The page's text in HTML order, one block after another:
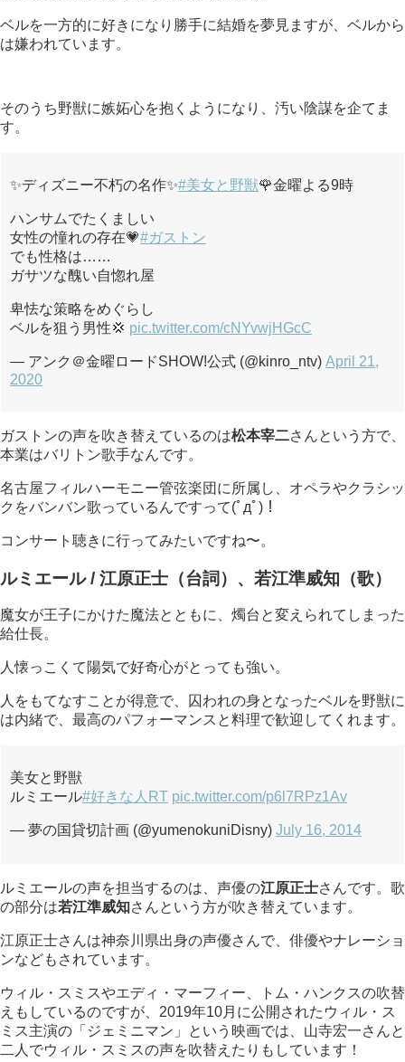
ベルを一方的に好きになり勝手に結婚を夢見ますが、ベルから
は嫌われています。
そのうち野獣に嫉妬心を抱くようになり、汚い陰謀を企てま
す。
✨ディズニー不朽の名作✨#美女と野獣🌹金曜よる9時
ハンサムでたくましい
女性の憧れの存在💗#ガストン
でも性格は……
ガサツな醜い自惚れ屋
卑怯な策略をめぐらし
ベルを狙う男性💢 pic.twitter.com/cNYvwjHGcC
— アンク＠金曜ロードSHOW!公式 (@kinro_ntv) April 21,
2020
ガストンの声を吹き替えているのは松本宰二さんという方で、
本業はバリトン歌手なんです。
名古屋フィルハーモニー管弦楽団に所属し、オペラやクラシッ
クをバンバン歌っているんですって(ﾟдﾟ)！
コンサート聴きに行ってみたいですね〜。
ルミエール / 江原正士（台詞）、若江準威知（歌）
魔女が王子にかけた魔法とともに、燭台と変えられてしまった
給仕長。
人懐っこくて陽気で好奇心がとっても強い。
人をもてなすことが得意で、囚われの身となったベルを野獣に
は内緒で、最高のパフォーマンスと料理で歓迎してくれます。
美女と野獣
ルミエール#好きな人RT pic.twitter.com/p6l7RPz1Av
— 夢の国貸切計画 (@yumenokuniDisny) July 16, 2014
ルミエールの声を担当するのは、声優の江原正士さんです。歌
の部分は若江準威知さんという方が吹き替えています。
江原正士さんは神奈川県出身の声優さんで、俳優やナレーショ
ンなどもされています。
ウィル・スミスやエディ・マーフィー、トム・ハンクスの吹替
えもしているのですが、2019年10月に公開されたウィル・ス
ミス主演の「ジェミニマン」という映画では、山寺宏一さんと
二人でウィル・スミスの声を吹替えたりもしています！